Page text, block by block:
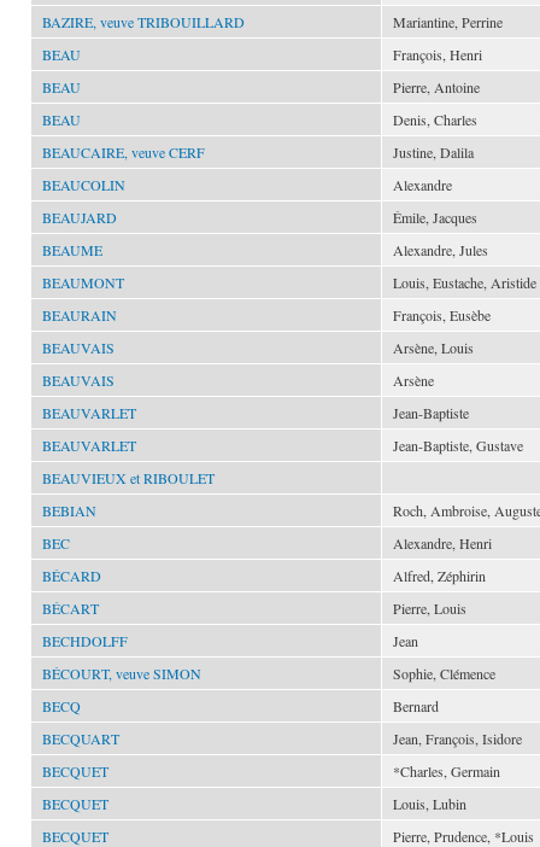
BAZIRE, veuve TRIBOUILLARD
Mariantine, Perrine
BEAU
François, Henri
BEAU
Pierre, Antoine
BEAU
Denis, Charles
BEAUCAIRE, veuve CERF
Justine, Dalila
BEAUCOLIN
Alexandre
BEAUJARD
Émile, Jacques
BEAUME
Alexandre, Jules
BEAUMONT
Louis, Eustache, Aristide
BEAURAIN
François, Eusèbe
BEAUVAIS
Arsène, Louis
BEAUVAIS
Arsène
BEAUVARLET
Jean-Baptiste
BEAUVARLET
Jean-Baptiste, Gustave
BEAUVIEUX et RIBOULET
BEBIAN
Roch, Ambroise,
BEC
Alexandre, Henri
BÉCARD
Alfred, Zéphirin
BÉCART
Pierre, Louis
BECHDOLFF
Jean
BÉCOURT, veuve SIMON
Sophie, Clémence
BECQ
Bernard
BECQUART
Jean, François, Isidore
BECQUET
*Charles, Germain
BECQUET
Louis, Lubin
BECQUET
Pierre, Prudence, *Louis